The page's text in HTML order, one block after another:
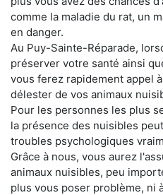
comme la maladie du rat, un
en danger.
Au Puy-Sainte-Réparade,
préserver votre santé ainsi
vous ferez rapidement appel
délester de vos animaux
Pour les personnes les plus
la présence des nuisibles
troubles psychologiques
Grâce à nous, vous aurez
animaux nuisibles, peu
plus vous poser problème, ni